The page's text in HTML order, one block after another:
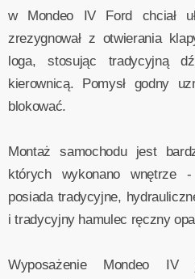
w Mondeo IV Ford chciał
zrezygnował z otwierania
loga, stosując tradycyjną
kierownicą. Pomysł godny
blokować.
Montaż samochodu jest
których wykonano wnętrze
posiada tradycyjne,
i tradycyjny hamulec ręczny
Wyposażenie Mondeo IV